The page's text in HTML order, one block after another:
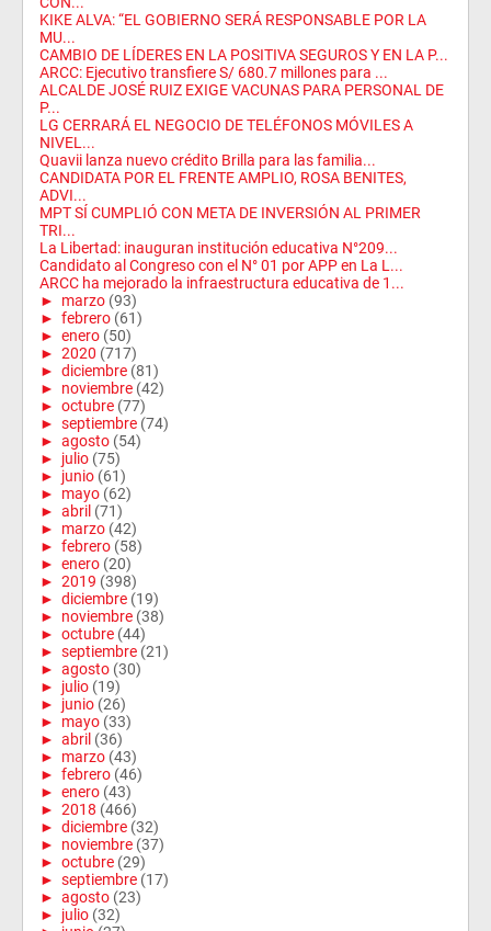
KIKE ALVA: “EL GOBIERNO SERÁ RESPONSABLE POR LA
MU...
CAMBIO DE LÍDERES EN LA POSITIVA SEGUROS Y EN LA P...
ARCC: Ejecutivo transfiere S/ 680.7 millones para ...
ALCALDE JOSÉ RUIZ EXIGE VACUNAS PARA PERSONAL DE
P...
LG CERRARÁ EL NEGOCIO DE TELÉFONOS MÓVILES A
NIVEL...
Quavii lanza nuevo crédito Brilla para las familia...
CANDIDATA POR EL FRENTE AMPLIO, ROSA BENITES,
ADVI...
MPT SÍ CUMPLIÓ CON META DE INVERSIÓN AL PRIMER
TRI...
La Libertad: inauguran institución educativa N°209...
Candidato al Congreso con el N° 01 por APP en La L...
ARCC ha mejorado la infraestructura educativa de 1...
► marzo (93)
► febrero (61)
► enero (50)
► 2020 (717)
► diciembre (81)
► noviembre (42)
► octubre (77)
► septiembre (74)
► agosto (54)
► julio (75)
► junio (61)
► mayo (62)
► abril (71)
► marzo (42)
► febrero (58)
► enero (20)
► 2019 (398)
► diciembre (19)
► noviembre (38)
► octubre (44)
► septiembre (21)
► agosto (30)
► julio (19)
► junio (26)
► mayo (33)
► abril (36)
► marzo (43)
► febrero (46)
► enero (43)
► 2018 (466)
► diciembre (32)
► noviembre (37)
► octubre (29)
► septiembre (17)
► agosto (23)
► julio (32)